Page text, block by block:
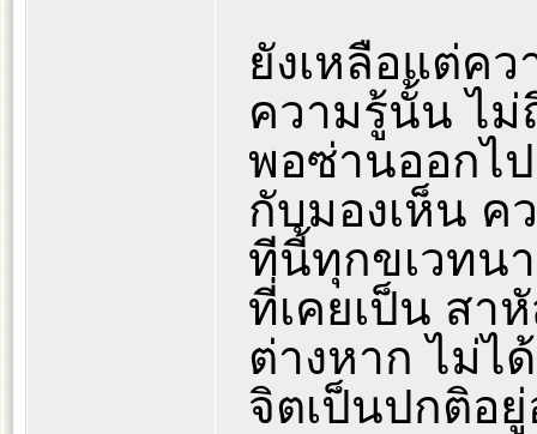
ยังเหลือแต่ค
ความรู้นั้น ไ
พอซ่านออกไ
กับมองเห็น ค
ทีนี้ทุกขเวทน
ที่เคยเป็น สา
ต่างหาก ไม่ไ
จิตเป็นปกติอ